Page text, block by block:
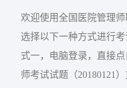
医
职
师
联
欢迎使用全国医院管理
选择以下一种方式进行
式一，电脑登录，直接
师考试试题（20180121